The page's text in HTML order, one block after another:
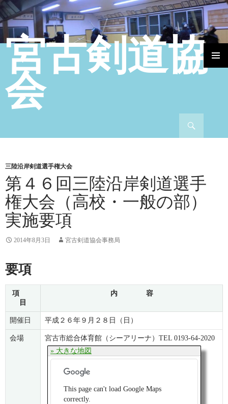
宮古剣道協
会
コンテンツへ移動
三陸沿岸剣道選手権大会
第４６回三陸沿岸剣道選手
権大会（高校・一般の部）
実施要項
2014年8月3日 宮古剣道協会事務局
要項
項
目
内 容
開催日 平成２６年９月２８日（日）
会場
宮古市総合体育館（シーアリーナ）TEL 0193-64-2020
» 大きな地図
This page can't load Google Maps
correctly.